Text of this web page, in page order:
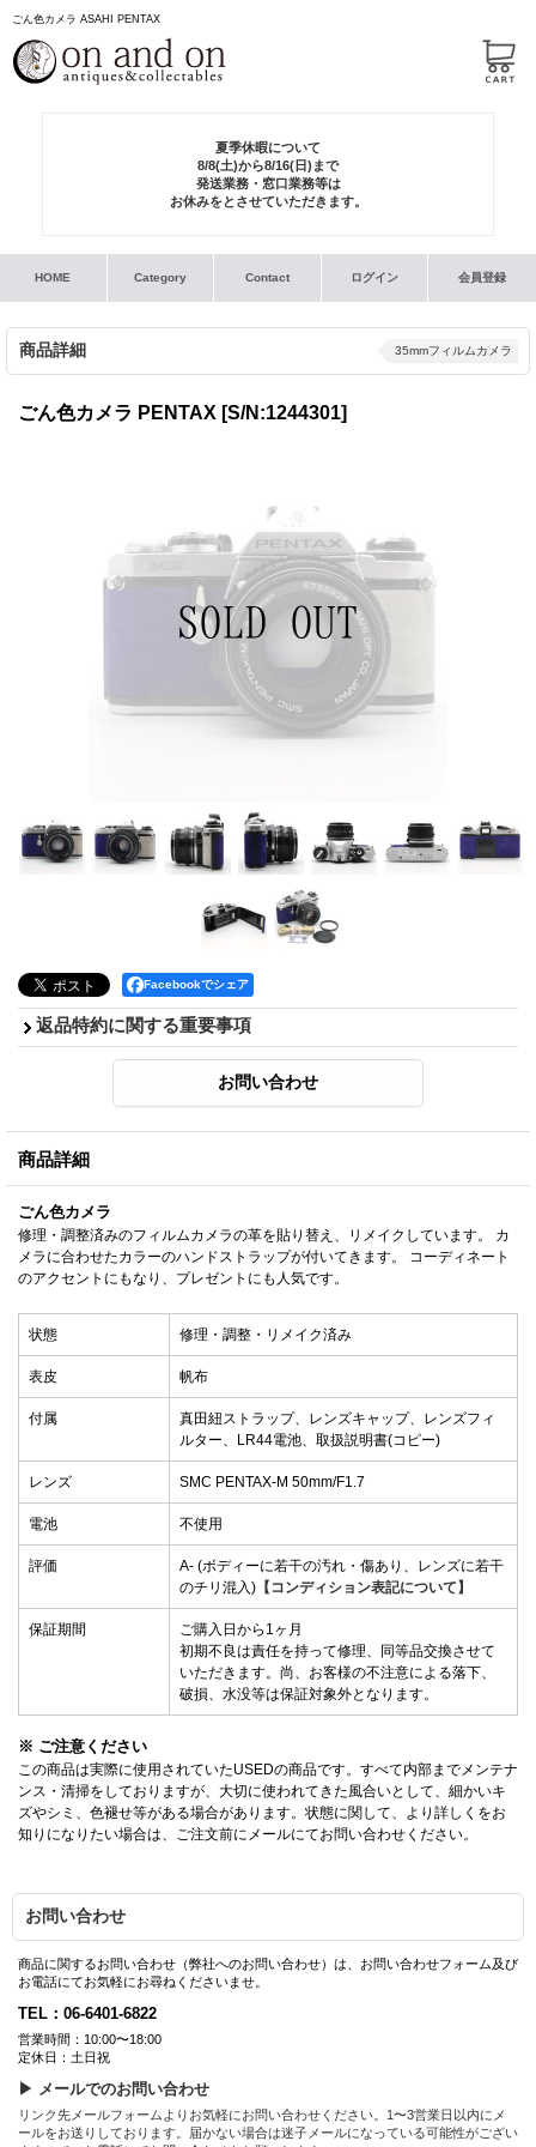
ごん色カメラ ASAHI PENTAX
夏季休暇について
8/8(土)から8/16(日)まで
発送業務・窓口業務等は
お休みをとさせていただきます。
HOME Category Contact ログイン 会員登録
商品詳細 35mmフィルムカメラ
ごん色カメラ PENTAX [S/N:1244301]
Facebookでシェア
返品特約に関する重要事項
商品詳細
ごん色カメラ
修理・調整済みのフィルムカメラの革を貼り替え、リメイクしています。 カ
メラに合わせたカラーのハンドストラップが付いてきます。 コーディネート
のアクセントにもなり、プレゼントにも人気です。
状態 修理・調整・リメイク済み
表皮 帆布
付属
真田紐ストラップ、レンズキャップ、レンズフィ
ルター、LR44電池、取扱説明書(コピー)
レンズ SMC PENTAX-M 50mm/F1.7
電池 不使用
評価
A- (ボディーに若干の汚れ・傷あり、レンズに若干
のチリ混入) 【コンディション表記について】
保証期間
ご購入日から1ヶ月
初期不良は責任を持って修理、同等品交換させて
いただきます。尚、お客様の不注意による落下、
破損、水没等は保証対象外となります。
※ ご注意ください
この商品は実際に使用されていたUSEDの商品です。すべて内部までメンテナ
ンス・清掃をしておりますが、大切に使われてきた風合いとして、細かいキ
ズやシミ、色褪せ等がある場合があります。状態に関して、より詳しくをお
知りになりたい場合は、ご注文前にメールにてお問い合わせください。
お問い合わせ
商品に関するお問い合わせ（弊社へのお問い合わせ）は、お問い合わせフォーム及び
お電話にてお気軽にお尋ねくださいませ。
TEL：06-6401-6822
営業時間：10:00〜18:00
定休日：土日祝
▶ メールでのお問い合わせ
リンク先メールフォームよりお気軽にお問い合わせください。1〜3営業日以内にメ
ールをお送りしております。届かない場合は迷子メールになっている可能性がござい